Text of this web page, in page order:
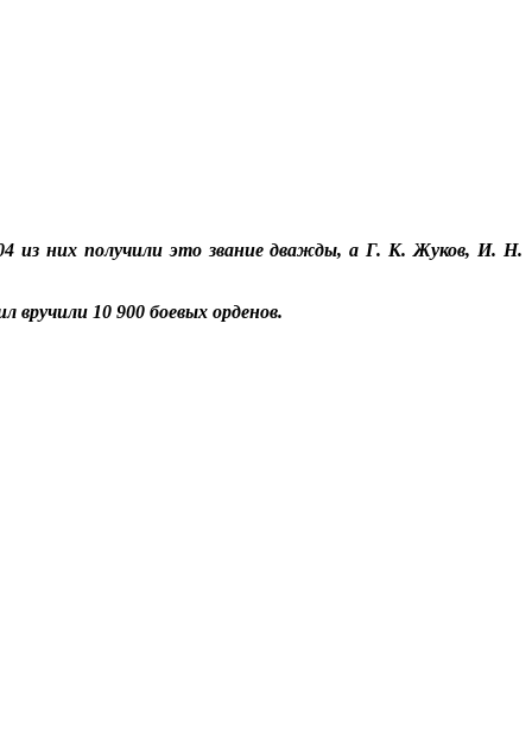
из них получили это звание дважды, а Г. К. Жуков, И. Н.
10 900 боевых орденов.